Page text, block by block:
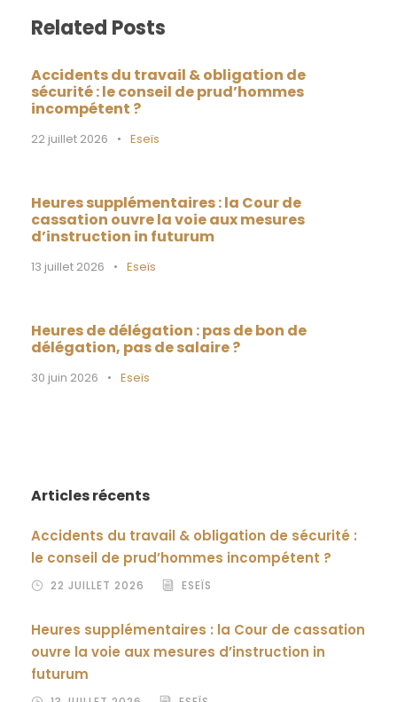
Related Posts
Accidents du travail & obligation de
sécurité : le conseil de prud’hommes
incompétent ?
22 juillet 2026 • Eseïs
Heures supplémentaires : la Cour de
cassation ouvre la voie aux mesures
d’instruction in futurum
13 juillet 2026 • Eseïs
Heures de délégation : pas de bon de
délégation, pas de salaire ?
30 juin 2026 • Eseïs
Articles récents
Accidents du travail & obligation de sécurité :
le conseil de prud’hommes incompétent ?
22 JUILLET 2026 ESEÏS
Heures supplémentaires : la Cour de cassation
ouvre la voie aux mesures d’instruction in
futurum